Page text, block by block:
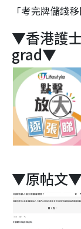
「考完牌儲錢
▼香港護
grad▼
▼原帖文▼